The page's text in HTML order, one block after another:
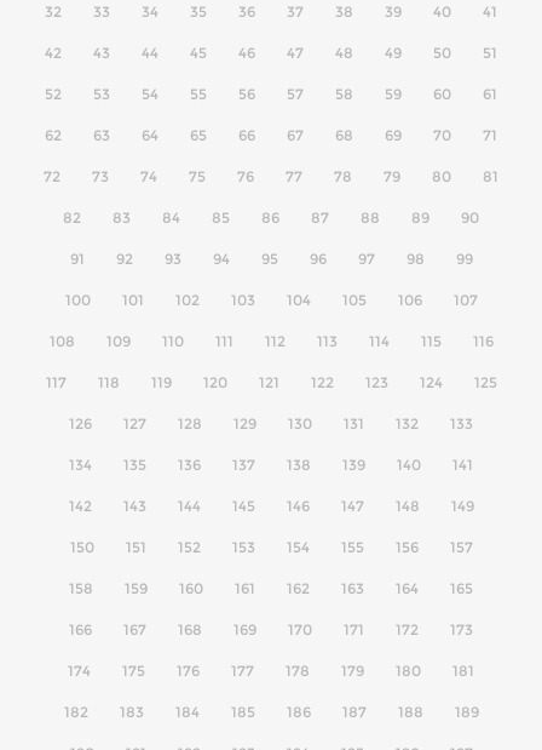
32 33 34 35 36 37 38 39 40 41
42 43 44 45 46 47 48 49 50 51
52 53 54 55 56 57 58 59 60 61
62 63 64 65 66 67 68 69 70 71
72 73 74 75 76 77 78 79 80 81
82 83 84 85 86 87 88 89 90
91 92 93 94 95 96 97 98 99
100 101 102 103 104 105 106 107
108 109 110 111 112 113 114 115 116
117 118 119 120 121 122 123 124 125
126 127 128 129 130 131 132 133
134 135 136 137 138 139 140 141
142 143 144 145 146 147 148 149
150 151 152 153 154 155 156 157
158 159 160 161 162 163 164 165
166 167 168 169 170 171 172 173
174 175 176 177 178 179 180 181
182 183 184 185 186 187 188 189